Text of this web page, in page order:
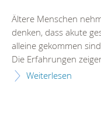
Ältere Menschen
denken, dass akute
alleine gekommen
Die Erfahrungen
Weiterlesen